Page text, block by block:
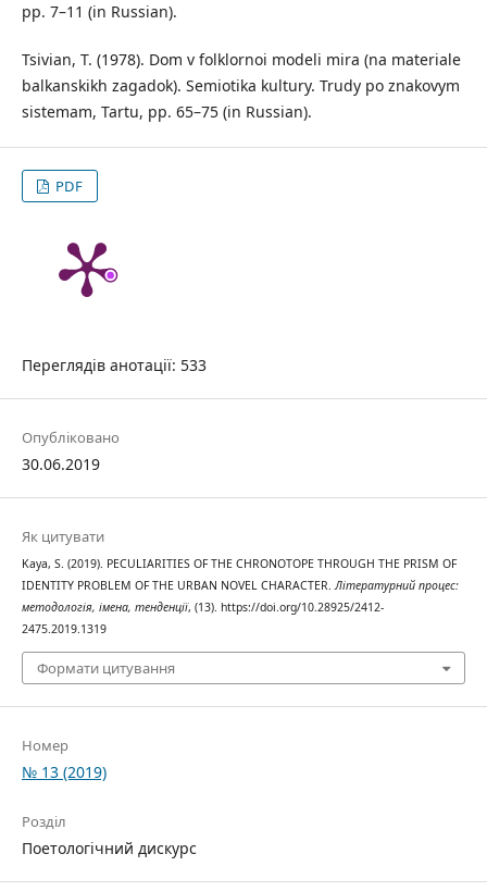
pp. 7–11 (in Russian).
Tsivian, T. (1978). Dom v folklornoi modeli mira (na materiale
balkanskikh zagadok). Semiotika kultury. Trudy po znakovym
sistemam, Tartu, pp. 65–75 (in Russian).
PDF
Переглядів анотації: 533
Опубліковано
30.06.2019
Як цитувати
Kaya, S. (2019). PECULIARITIES OF THE CHRONOTOPE THROUGH THE PRISM OF
IDENTITY PROBLEM OF THE URBAN NOVEL CHARACTER.Літературний процес:
методологія, імена, тенденції, (13). https://doi.org/10.28925/2412-
2475.2019.1319
Формати цитування
Номер
№ 13 (2019)
Розділ
Поетологічний дискурс